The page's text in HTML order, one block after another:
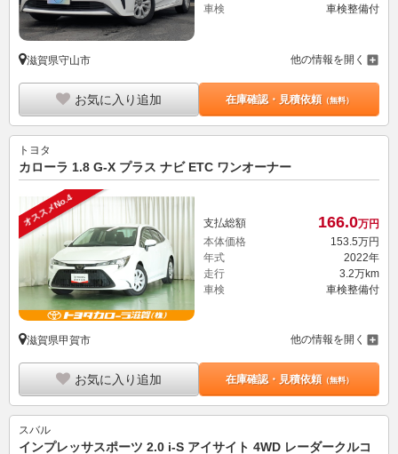
車検
車検整備付
滋賀県守山市 他の情報を開く
お気に入り追加 在庫確認・見積依頼（無料）
トヨタ
カローラ 1.8 G-X プラス ナビ ETC ワンオーナー
オススメNo.4 支払総額 166.0万円
本体価格
153. 5万円
年式
2022年
走行
3.2万km
車検
車検整備付
滋賀県甲賀市 他の情報を開く
お気に入り追加 在庫確認・見積依頼（無料）
スバル
インプレッサスポーツ 2.0 i-S アイサイト 4WD レーダークルコ